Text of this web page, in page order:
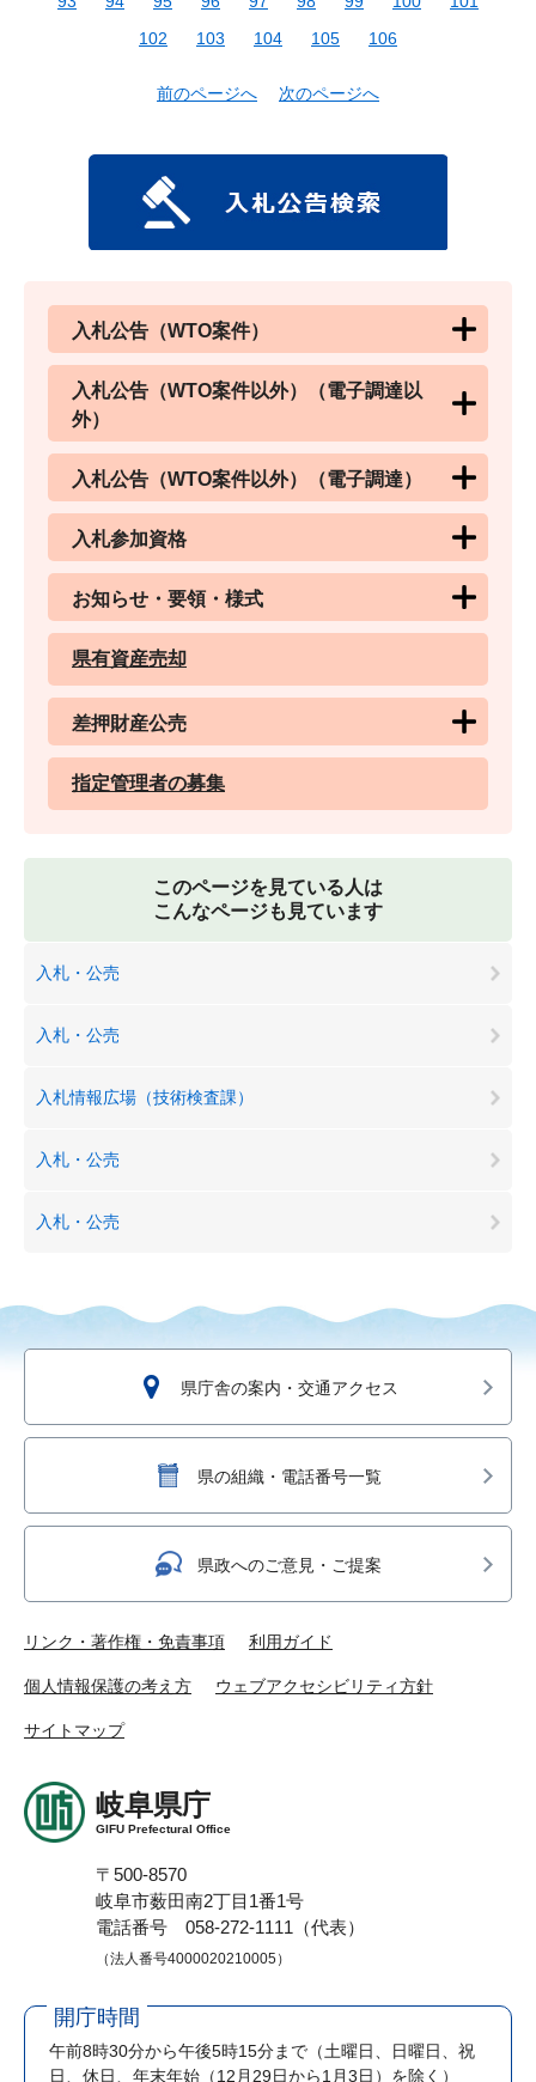
102
103 104 105 106
前のページへ 次のページへ
入札公告（WTO案件）
入札公告（WTO案件以外）（電子調達以
外）
入札公告（WTO案件以外）（電子調達）
入札参加資格
お知らせ・要領・様式
県有資産売却
差押財産公売
指定管理者の募集
このページを見ている人は
こんなページも見ています
入札・公売
入札・公売
入札情報広場（技術検査課）
入札・公売
入札・公売
県庁舎の案内・交通アクセス
県の組織・電話番号一覧
県政へのご意見・ご提案
リンク・著作権・免責事項 利用ガイド
個人情報保護の考え方 ウェブアクセシビリティ方針
サイトマップ
岐阜県庁
GIFU Prefectural Office
〒500-8570
岐阜市薮田南2丁目1番1号
電話番号 058-272-1111（代表）
（法人番号4000020210005）
開庁時間
午前8時30分から午後5時15分まで （土曜日、日曜日、祝
日、休日、年末年始（12月29日から1月3日）を除く）